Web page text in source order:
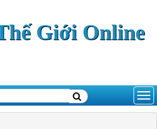
Giới Online